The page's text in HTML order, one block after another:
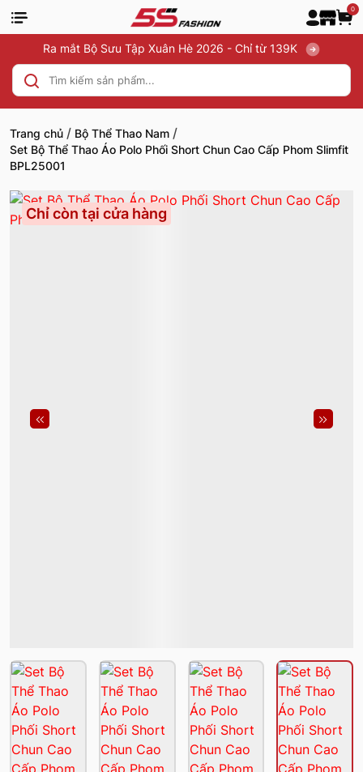
0
Ra mắt Bộ Sưu Tập Xuân Hè 2026 - Chỉ từ 139K
Trang chủ / Bộ Thể Thao Nam /
Set Bộ Thể Thao Áo Polo Phối Short Chun Cao Cấp Phom Slimfit
BPL25001
Chỉ còn tại cửa hàng